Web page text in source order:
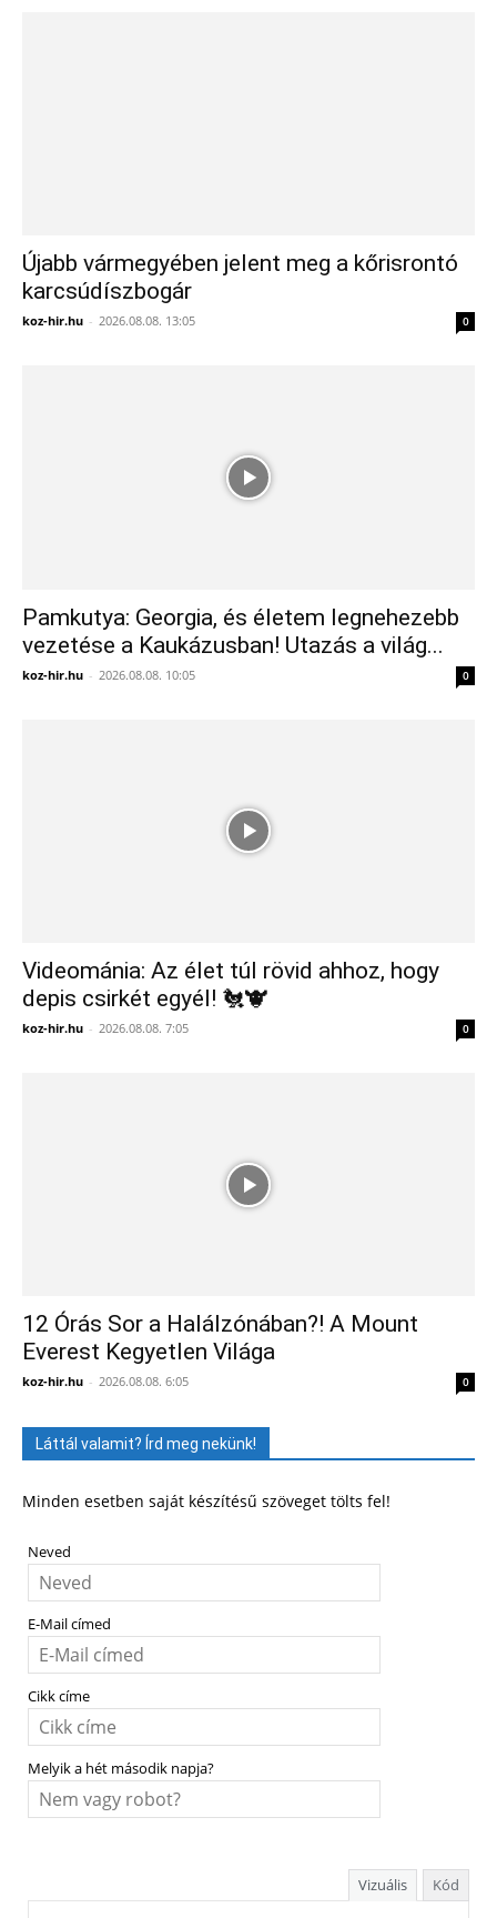
Újabb vármegyében jelent meg a kőrisrontó
karcsúdíszbogár
koz-hir.hu - 2026.08.08. 13:05 0
Pamkutya: Georgia, és életem legnehezebb
vezetése a Kaukázusban! Utazás a világ...
koz-hir.hu - 2026.08.08. 10:05 0
Videománia: Az élet túl rövid ahhoz, hogy
depis csirkét egyél! 🐔🐮
koz-hir.hu - 2026.08.08. 7:05 0
12 Órás Sor a Halálzónában?! A Mount
Everest Kegyetlen Világa
koz-hir.hu - 2026.08.08. 6:05 0
Láttál valamit? Írd meg nekünk!
Minden esetben saját készítésű szöveget tölts fel!
Neved
E-Mail címed
Cikk címe
Melyik a hét második napja?
Vizuális Kód